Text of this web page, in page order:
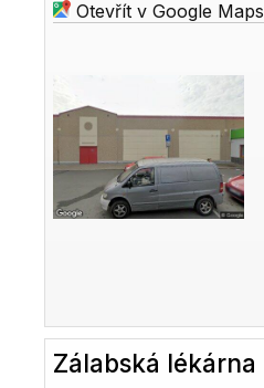
Otevřít v Google Maps
Zálabská lékárna